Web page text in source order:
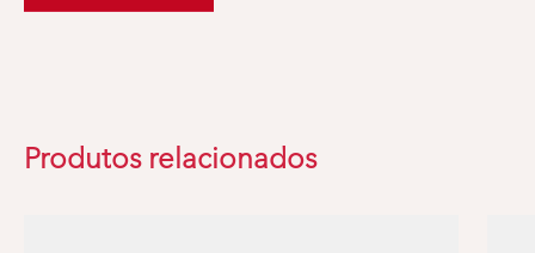
Produtos relacionados